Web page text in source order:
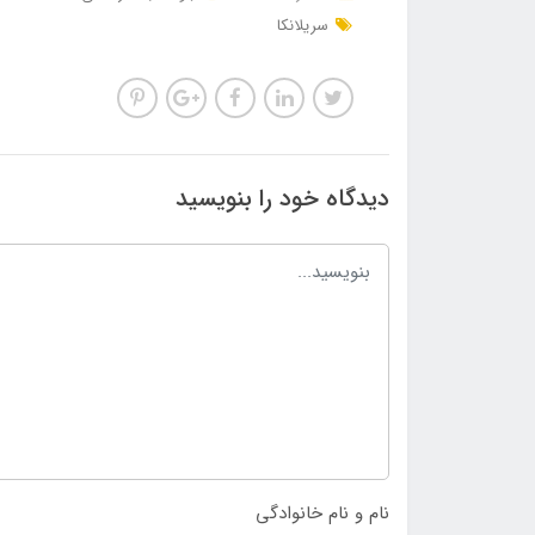
سریلانکا
دیدگاه خود را بنویسید
نام و نام خانوادگی